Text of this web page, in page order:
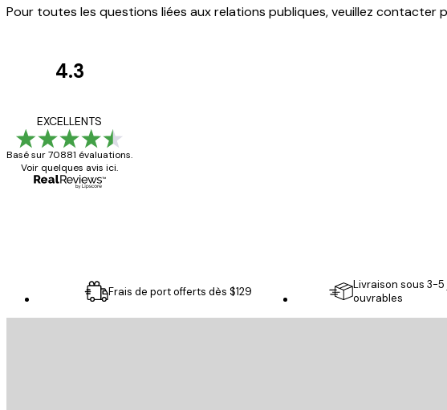
Pour toutes les questions liées aux relations publiques, veuillez
4.3
EXCELLENTS
Basé sur 70881 évaluations.
Voir quelques avis ici.
Frais de port offerts dès $129
Livraison sous 3-5
ouvrables